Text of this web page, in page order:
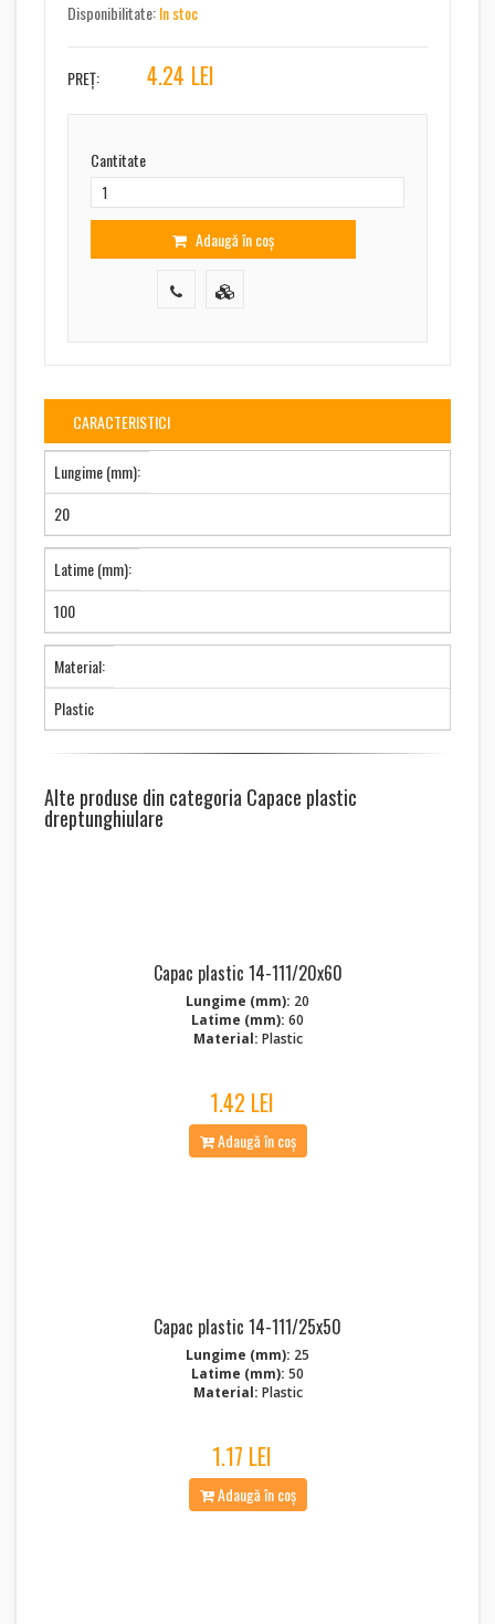
Disponibilitate:In stoc
PREȚ: 4.24 LEI
Cantitate
Adaugă în coș
CARACTERISTICI
Lungime (mm):
20
Latime (mm):
100
Material:
Plastic
Alte produse din categoria Capace plastic
dreptunghiulare
Capac plastic 14-111/20x60
Lungime (mm): 20
Latime (mm): 60
Material: Plastic
1.42 LEI
Adaugă în coș
Capac plastic 14-111/25x50
Lungime (mm): 25
Latime (mm): 50
Material: Plastic
1.17 LEI
Adaugă în coș